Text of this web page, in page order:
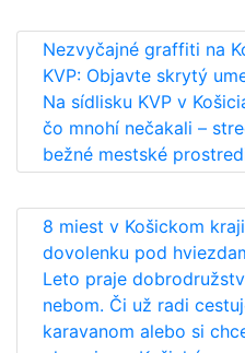
Nezvyčajné graffiti na
KVP: Objavte skrytý
Na sídlisku KVP v
čo mnohí nečakali –
bežné mestské
8 miest v Košickom
dovolenku pod
Leto praje
nebom. Či už radi
karavanom alebo si